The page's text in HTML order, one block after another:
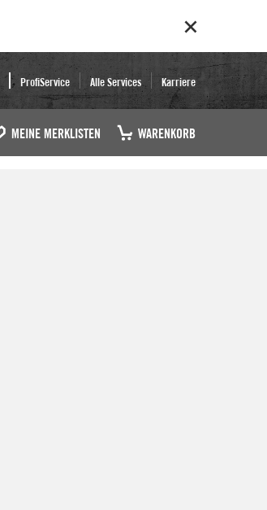
ProfiService Alle Services Karriere
MEINE MERKLISTEN WARENKORB